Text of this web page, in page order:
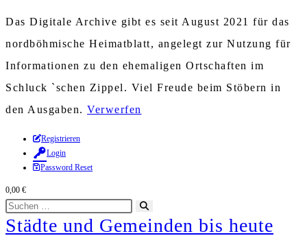
Das Digitale Archive gibt es seit August 2021 für das
nordböhmische Heimatblatt, angelegt zur Nutzung für
Informationen zu den ehemaligen Ortschaften im
Schluck `schen Zippel. Viel Freude beim Stöbern in
den Ausgaben. Verwerfen
Zum
Inhalt
springen
Registrieren
Login
Password Reset
0,00 €
Diese
Website
durchsuchen
starten
Städte und Gemeinden bis heute